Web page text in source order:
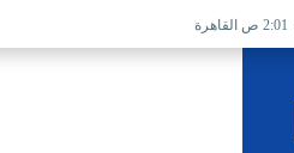
2:01 ص القاهرة